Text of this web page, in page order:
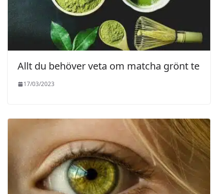
Allt du behöver veta om matcha grönt te
17/03/2023